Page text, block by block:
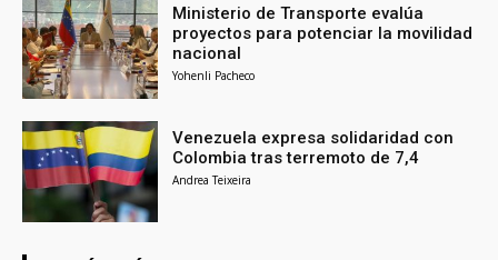
Ministerio de Transporte evalúa
proyectos para potenciar la movilidad
nacional
Yohenli Pacheco
Venezuela expresa solidaridad con
Colombia tras terremoto de 7,4
Andrea Teixeira